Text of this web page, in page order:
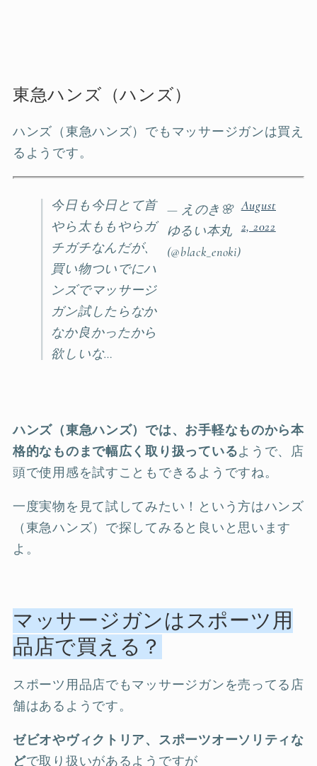
東急ハンズ（ハンズ）
ハンズ（東急ハンズ）でもマッサージガンは買え
るようです。
今日も今日とて首
やら太ももやらガ
チガチなんだが、
買い物ついでにハ
ンズでマッサージ
ガン試したらなか
なか良かったから
欲しいな…
— えのき🌸
ゆるい本丸
(@black_enoki)
August
2, 2022
ハンズ（東急ハンズ）では、お手軽なものから本
格的なものまで幅広く取り扱っているようで、店
頭で使用感を試すこともできるようですね。
一度実物を見て試してみたい！という方はハンズ
（東急ハンズ）で探してみると良いと思います
よ。
マッサージガンはスポーツ用
品店で買える？
スポーツ用品店でもマッサージガンを売ってる店
舗はあるようです。
ゼビオやヴィクトリア、スポーツオーソリティな
どで取り扱いがあるようですが